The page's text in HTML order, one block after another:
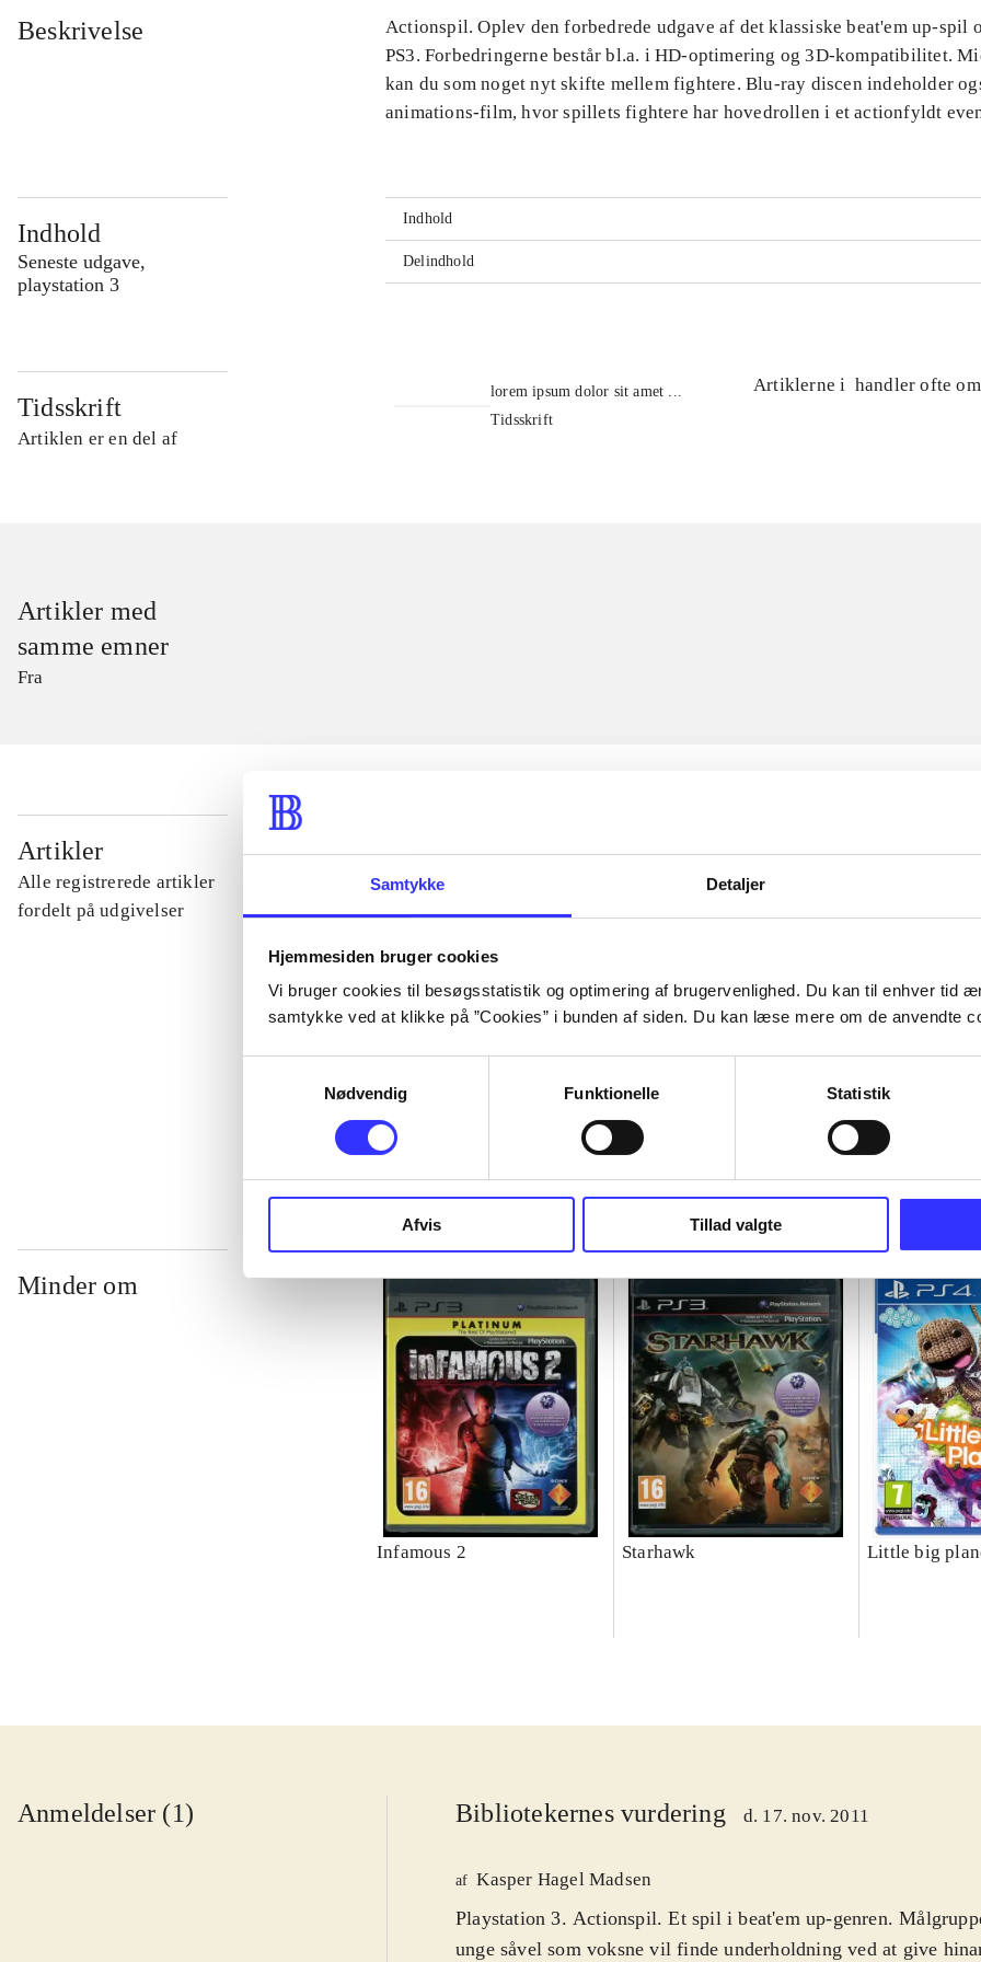
Samtykke Detaljer
Hjemmesiden bruger cookies
Vi bruger cookies til besøgsstatistik og optimering af brugervenlighed. Du kan til enhver tid
samtykke ved at klikke på ”Cookies” i bunden af siden. Du kan læse mere om de anvendte
Nødvendig
Funktionelle Statistik
Afvis Tillad valgte
Beskrivelse
Actionspil. Oplev den forbedrede udgave af det klassiske beat'em up-spil
PS3. Forbedringerne består bl.a. i HD-optimering og 3D-kompatibilitet.
kan du som noget nyt skifte mellem fightere. Blu-ray discen indeholder
animations-film, hvor spillets fightere har hovedrollen i et actionfyldt
Indhold
Seneste udgave,
playstation 3
Indhold
Delindhold
Tidsskrift
Artiklen er en del af
lorem ipsum dolor sit amet ...
Tidsskrift
Artiklerne i handler ofte om
Artikler med
samme emner
Fra
Artikler
Alle registrerede artikler
fordelt på udgivelser
...
Minder om
Infamous 2 Starhawk Little big
Anmeldelser (1) Bibliotekernes vurdering d. 17. nov. 2011
af Kasper Hagel Madsen
Playstation 3. Actionspil. Et spil i beat'em up-genren.
unge såvel som voksne vil finde underholdning ved at give